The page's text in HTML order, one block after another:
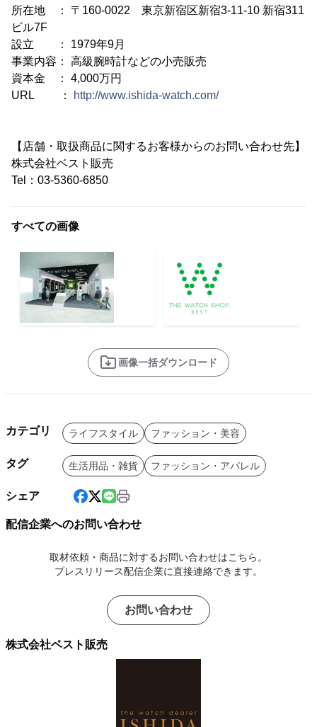
所在地 ： 〒160-0022 東京新宿区新宿3-11-10 新宿311
ビル7F
設立 ： 1979年9月
事業内容： 高級腕時計などの小売販売
資本金 ： 4,000万円
URL ：
http://www.ishida-watch.com/
【店舗・取扱商品に関するお客様からのお問い合わせ先】
株式会社ベスト販売
Tel：03-5360-6850
すべての画像
画像一括ダウンロード
カテゴリ ライフスタイル ファッション・美容
タグ 生活用品・雑貨 ファッション・アパレル
シェア
配信企業へのお問い合わせ
取材依頼・商品に対するお問い合わせはこちら。
プレスリリース配信企業に直接連絡できます。
お問い合わせ
株式会社ベスト販売